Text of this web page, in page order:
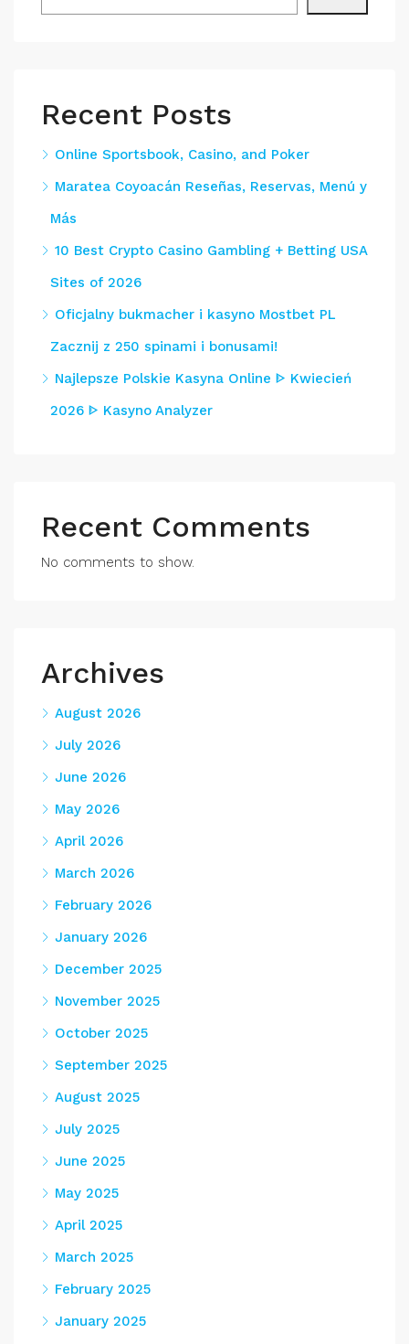
Recent Posts
Online Sportsbook, Casino, and Poker
Maratea Coyoacán Reseñas, Reservas, Menú y
Más
10 Best Crypto Casino Gambling + Betting USA
Sites of 2026
Oficjalny bukmacher i kasyno Mostbet PL
Zacznij z 250 spinami i bonusami!
Najlepsze Polskie Kasyna Online ᐈ Kwiecień
2026 ᐈ Kasyno Analyzer
Recent Comments
No comments to show.
Archives
August 2026
July 2026
June 2026
May 2026
April 2026
March 2026
February 2026
January 2026
December 2025
November 2025
October 2025
September 2025
August 2025
July 2025
June 2025
May 2025
April 2025
March 2025
February 2025
January 2025